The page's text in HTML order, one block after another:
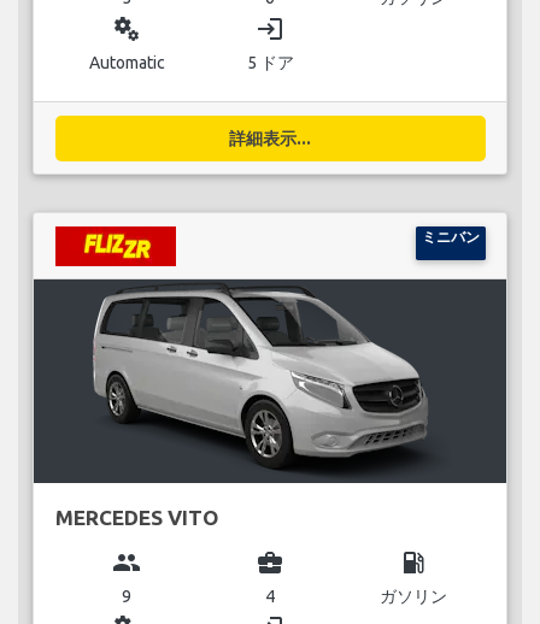
miscellaneous_services
Automatic
login
5 ドア
詳細表示...
ミニバン
MERCEDES VITO
group
9
business_center
4
local_gas_station
ガソリン